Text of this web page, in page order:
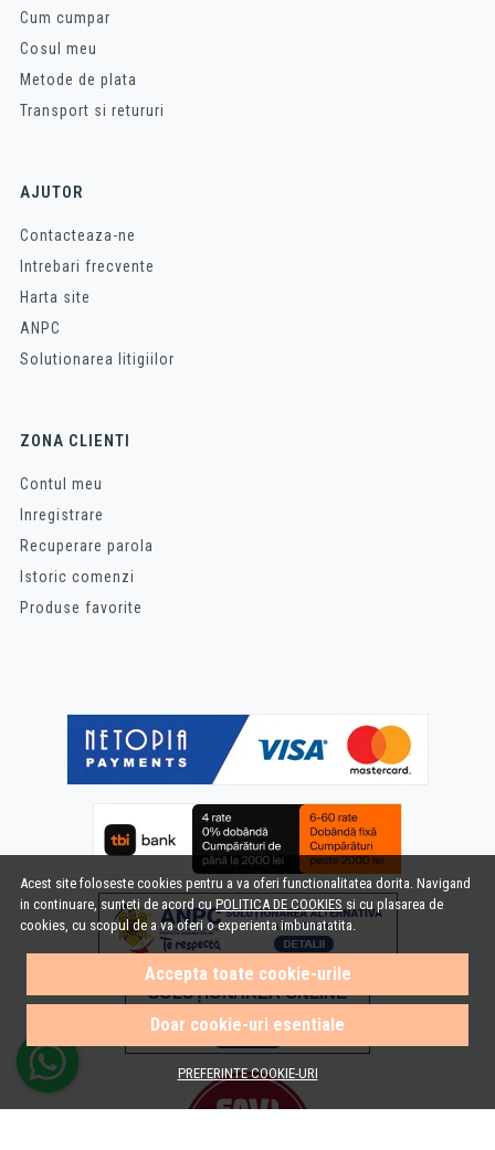
Acest site foloseste cookies pentru a va oferi functionalitatea dorita. Navigand
in continuare, sunteti de acord cuPOLITICA DE COOKIES si cu plasarea de
cookies, cu scopul de a va oferi o experienta imbunatatita.
Accepta toate cookie-urile
Doar cookie-uri esentiale
PREFERINTE COOKIE-URI
Cum cumpar
Cosul meu
Metode de plata
Transport si retururi
AJUTOR
Contacteaza-ne
Intrebari frecvente
Harta site
ANPC
Solutionarea litigiilor
ZONA CLIENTI
Contul meu
Inregistrare
Recuperare parola
Istoric comenzi
Produse favorite